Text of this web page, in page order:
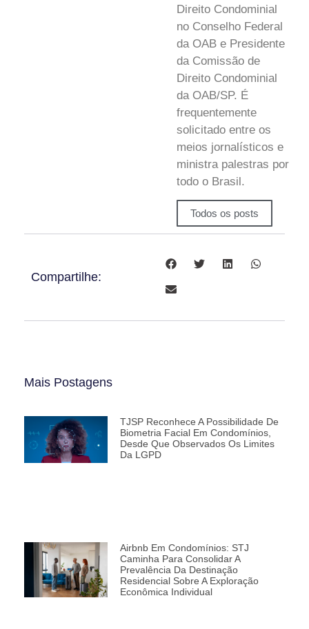
Direito Condominial
no Conselho Federal
da OAB e Presidente
da Comissão de
Direito Condominial
da OAB/SP. É
frequentemente
solicitado entre os
meios jornalísticos e
ministra palestras por
todo o Brasil.
Todos os posts
Compartilhe:
Mais Postagens
TJSP Reconhece A Possibilidade De
Biometria Facial Em Condomínios,
Desde Que Observados Os Limites
Da LGPD
Airbnb Em Condomínios: STJ
Caminha Para Consolidar A
Prevalência Da Destinação
Residencial Sobre A Exploração
Econômica Individual